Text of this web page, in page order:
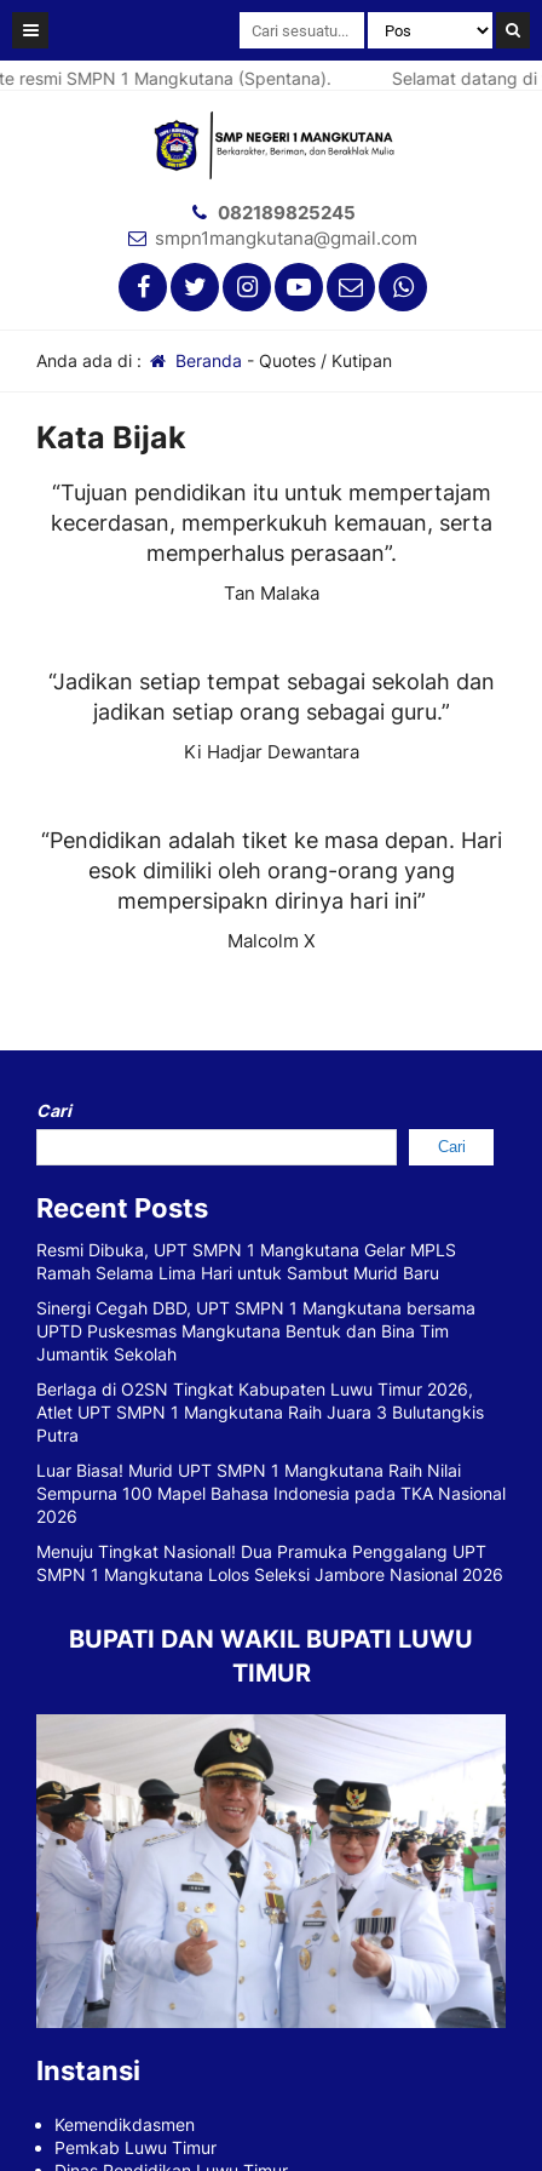
SMPN 1 Mangkutana (Spentana). Selamat datang di
082189825245
smpn1mangkutana@gmail.com
Anda ada di : Beranda - Quotes / Kutipan
Kata Bijak
“Tujuan pendidikan itu untuk mempertajam
kecerdasan, memperkukuh kemauan, serta
memperhalus perasaan”.
Tan Malaka
“Jadikan setiap tempat sebagai sekolah dan
jadikan setiap orang sebagai guru.”
Ki Hadjar Dewantara
“Pendidikan adalah tiket ke masa depan. Hari
esok dimiliki oleh orang-orang yang
mempersipakn dirinya hari ini”
Malcolm X
Cari
Cari
Recent Posts
Resmi Dibuka, UPT SMPN 1 Mangkutana Gelar MPLS
Ramah Selama Lima Hari untuk Sambut Murid Baru
Sinergi Cegah DBD, UPT SMPN 1 Mangkutana bersama
UPTD Puskesmas Mangkutana Bentuk dan Bina Tim
Jumantik Sekolah
Berlaga di O2SN Tingkat Kabupaten Luwu Timur 2026,
Atlet UPT SMPN 1 Mangkutana Raih Juara 3 Bulutangkis
Putra
Luar Biasa! Murid UPT SMPN 1 Mangkutana Raih Nilai
Sempurna 100 Mapel Bahasa Indonesia pada TKA Nasional
2026
Menuju Tingkat Nasional! Dua Pramuka Penggalang UPT
SMPN 1 Mangkutana Lolos Seleksi Jambore Nasional 2026
BUPATI DAN WAKIL BUPATI LUWU
TIMUR
Instansi
Kemendikdasmen
Pemkab Luwu Timur